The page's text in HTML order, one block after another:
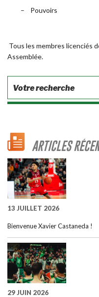
– Pouvoirs
Tous les membres licenciés
Assemblée.
ARTICLES
13 JUILLET 2026
Bienvenue Xavier Castaneda !
29 JUIN 2026